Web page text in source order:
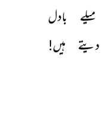
میلے
بادل
دیتے ہیں!